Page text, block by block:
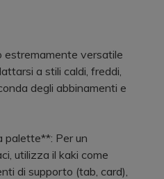
estremamente versatile
a stili caldi, freddi,
degli abbinamenti e
palette**: Per un
utilizza il kaki come
di supporto (tab, card),